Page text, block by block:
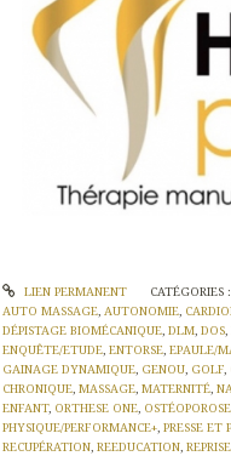
LIEN PERMANENT CATÉGORIES :
AUTO MASSAGE, AUTONOMIE,
DÉPISTAGE BIOMÉCANIQUE, DLM, DOS,
ENQUÊTE/ETUDE, ENTORSE, EPAULE/
GAINAGE DYNAMIQUE, GENOU, GOLF,
CHRONIQUE, MASSAGE, MATERNITÉ,
ENFANT, ORTHESE ONE, OSTÉOPOROSE
PHYSIQUE/PERFORMANCE+, PRESSE ET
RECUPÉRATION, REEDUCATION,